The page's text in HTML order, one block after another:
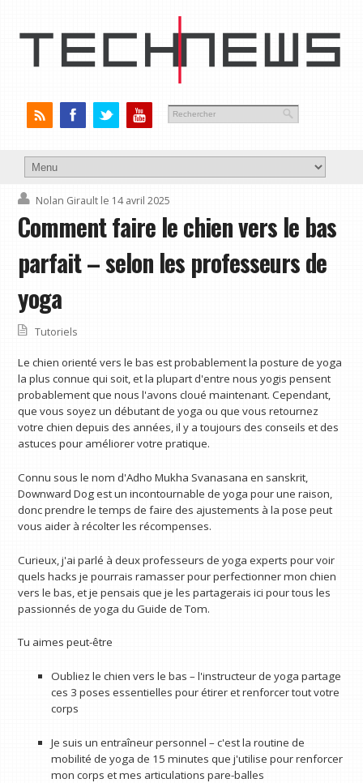
Nolan Girault le 14 avril 2025
Comment faire le chien vers le bas
parfait – selon les professeurs de
yoga
Tutoriels
Le chien orienté vers le bas est probablement la posture de yoga
la plus connue qui soit, et la plupart d'entre nous yogis pensent
probablement que nous l'avons cloué maintenant. Cependant,
que vous soyez un débutant de yoga ou que vous retournez
votre chien depuis des années, il y a toujours des conseils et des
astuces pour améliorer votre pratique.
Connu sous le nom d'Adho Mukha Svanasana en sanskrit,
Downward Dog est un incontournable de yoga pour une raison,
donc prendre le temps de faire des ajustements à la pose peut
vous aider à récolter les récompenses.
Curieux, j'ai parlé à deux professeurs de yoga experts pour voir
quels hacks je pourrais ramasser pour perfectionner mon chien
vers le bas, et je pensais que je les partagerais ici pour tous les
passionnés de yoga du Guide de Tom.
Tu aimes peut-être
Oubliez le chien vers le bas – l'instructeur de yoga partage
ces 3 poses essentielles pour étirer et renforcer tout votre
corps
Je suis un entraîneur personnel – c'est la routine de
mobilité de yoga de 15 minutes que j'utilise pour renforcer
mon corps et mes articulations pare-balles